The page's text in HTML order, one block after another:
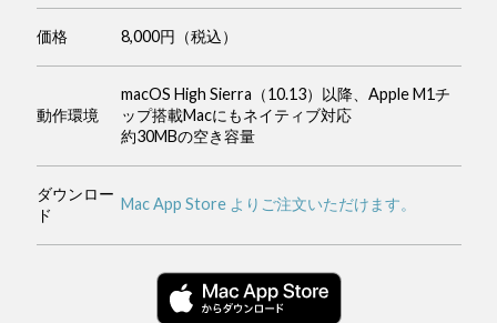
価格 8,000円（税込）
動作環境
macOS High Sierra（10.13）以降、Apple M1チ
ップ搭載Macにもネイティブ対応
約30MBの空き容量
ダウンロー
ド
Mac App Store よりご注文いただけます。